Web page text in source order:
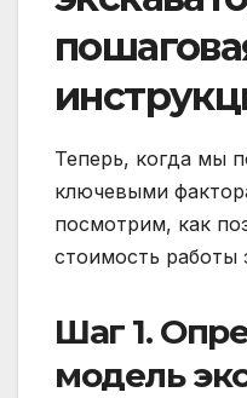
Теперь, когда мы
ключевыми
посмотрим, как
стоимость работы
Шаг 1.
модель